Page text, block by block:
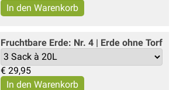
Fruchtbare Erde: Nr. 4 | Erde ohne Torf
€ 29,95